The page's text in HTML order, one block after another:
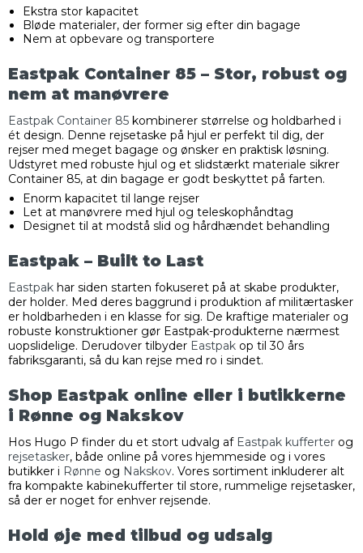
Ekstra stor kapacitet
Bløde materialer, der former sig efter din bagage
Nem at opbevare og transportere
Eastpak Container 85 – Stor, robust og
nem at manøvrere
Eastpak Container 85 kombinerer størrelse og holdbarhed i
ét design. Denne rejsetaske på hjul er perfekt til dig, der
rejser med meget bagage og ønsker en praktisk løsning.
Udstyret med robuste hjul og et slidstærkt materiale sikrer
Container 85, at din bagage er godt beskyttet på farten.
Enorm kapacitet til lange rejser
Let at manøvrere med hjul og teleskophåndtag
Designet til at modstå slid og hårdhændet behandling
Eastpak – Built to Last
Eastpak har siden starten fokuseret på at skabe produkter,
der holder. Med deres baggrund i produktion af militærtasker
er holdbarheden i en klasse for sig. De kraftige materialer og
robuste konstruktioner gør Eastpak-produkterne nærmest
uopslidelige. Derudover tilbyder Eastpak op til 30 års
fabriksgaranti, så du kan rejse med ro i sindet.
Shop Eastpak online eller i butikkerne
i Rønne og Nakskov
Hos Hugo P finder du et stort udvalg af Eastpak kufferter og
rejsetasker, både online på vores hjemmeside og i vores
butikker i Rønne og Nakskov. Vores sortiment inkluderer alt
fra kompakte kabinekufferter til store, rummelige rejsetasker,
så der er noget for enhver rejsende.
Hold øje med tilbud og udsalg